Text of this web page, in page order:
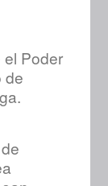
Poder
de